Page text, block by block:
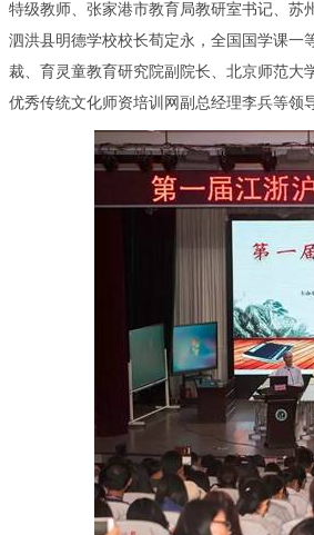
特级教师、张家港市教育局教研室书记、苏
泗洪县明德学校校长荀定永，全国国学课一
裁、育灵童教育研究院副院长、北京师范大
优秀传统文化师资培训网副总经理李兵等领